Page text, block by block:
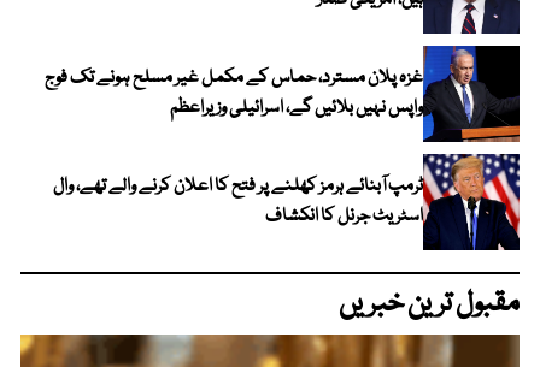
غزہ پلان مسترد، حماس کے مکمل غیر مسلح ہونے تک فوج
واپس نہیں بلائیں گے، اسرائیلی وزیراعظم
ٹرمپ آبنائے ہرمز کھلنے پر فتح کا اعلان کرنے والے تھے، وال
اسٹریٹ جرنل کا انکشاف
مقبول ترین خبریں